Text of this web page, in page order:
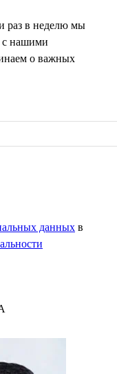
раз в неделю мы
с нашими
о важных
данных в